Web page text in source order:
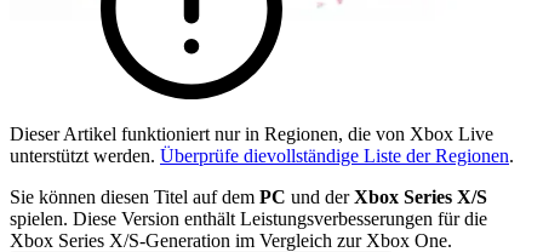
Dieser Artikel funktioniert nur in Regionen, die von Xbox Live
unterstützt werden. Überprüfe dievollständige Liste der Regionen.
Sie können diesen Titel auf dem PC und derXbox Series X/S
spielen. Diese Version enthält Leistungsverbesserungen für die
Xbox Series X/S-Generation im Vergleich zur Xbox One.